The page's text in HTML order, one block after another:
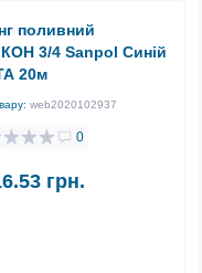
поливний
3/4 Sanpol Синій
20м
web2020102937
0
грн.